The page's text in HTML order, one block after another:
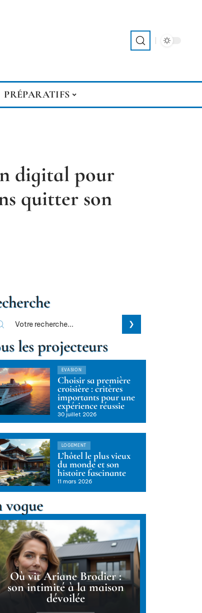
PRÉPARATIFS
digital pour
quitter son
les projecteurs
EVASION
Choisir sa première
croisière : critères
importants pour une
expérience réussie
30 juillet 2026
LOGEMENT
L’hôtel le plus vieux
du monde et son
histoire fascinante
11 mars 2026
vogue
Où vit Ariane Brodier :
son intimité à la maison
dévoilée